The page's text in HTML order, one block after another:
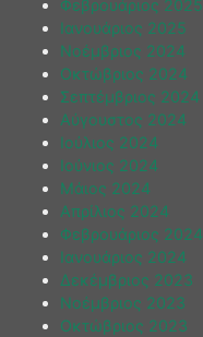
Φεβρουάριος 2025
Ιανουάριος 2025
Νοέμβριος 2024
Οκτώβριος 2024
Σεπτέμβριος 2024
Αύγουστος 2024
Ιούλιος 2024
Ιούνιος 2024
Μάιος 2024
Απρίλιος 2024
Φεβρουάριος 2024
Ιανουάριος 2024
Δεκέμβριος 2023
Νοέμβριος 2023
Οκτώβριος 2023